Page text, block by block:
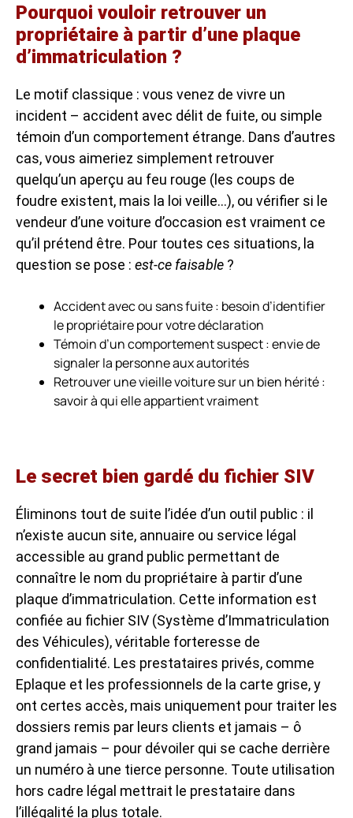
Pourquoi vouloir retrouver un
propriétaire à partir d’une plaque
d’immatriculation ?
Le motif classique : vous venez de vivre un
incident – accident avec délit de fuite, ou simple
témoin d’un comportement étrange. Dans d’autres
cas, vous aimeriez simplement retrouver
quelqu’un aperçu au feu rouge (les coups de
foudre existent, mais la loi veille…), ou vérifier si le
vendeur d’une voiture d’occasion est vraiment ce
qu’il prétend être. Pour toutes ces situations, la
question se pose : est-ce faisable ?
Accident avec ou sans fuite : besoin d’identifier
le propriétaire pour votre déclaration
Témoin d’un comportement suspect : envie de
signaler la personne aux autorités
Retrouver une vieille voiture sur un bien hérité :
savoir à qui elle appartient vraiment
Le secret bien gardé du fichier SIV
Éliminons tout de suite l’idée d’un outil public : il
n’existe aucun site, annuaire ou service légal
accessible au grand public permettant de
connaître le nom du propriétaire à partir d’une
plaque d’immatriculation. Cette information est
confiée au fichier SIV (Système d’Immatriculation
des Véhicules), véritable forteresse de
confidentialité. Les prestataires privés, comme
Eplaque et les professionnels de la carte grise, y
ont certes accès, mais uniquement pour traiter les
dossiers remis par leurs clients et jamais – ô
grand jamais – pour dévoiler qui se cache derrière
un numéro à une tierce personne. Toute utilisation
hors cadre légal mettrait le prestataire dans
l’illégalité la plus totale.